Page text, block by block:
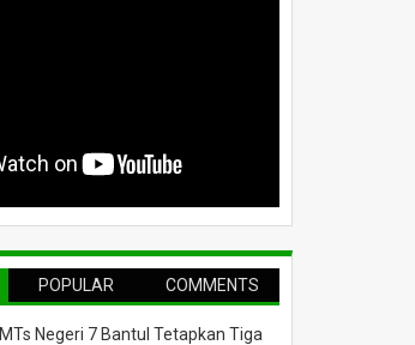
POPULAR COMMENTS
MTs Negeri 7 Bantul Tetapkan Tiga